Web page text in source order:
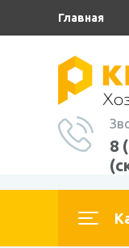
Главная
8
Главная